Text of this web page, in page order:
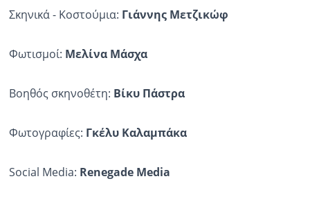
Σκηνικά - Κοστούμια: Γιάννης Μετζικώφ
Φωτισμοί: Μελίνα Μάσχα
Βοηθός σκηνοθέτη: Βίκυ Πάστρα
Φωτογραφίες: ΓκέλυΚαλαμπάκα
Social Media: Renegade Media